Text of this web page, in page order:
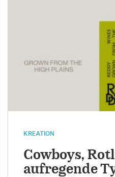
KREATION
Cowboys,
aufregende